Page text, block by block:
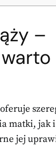
–
matki, jak
jej